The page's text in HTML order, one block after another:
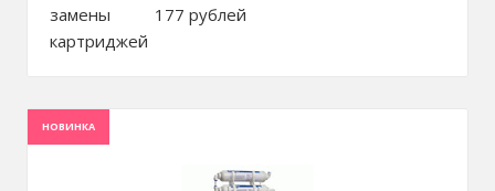
замены
картриджей
177 рублей
НОВИНКА